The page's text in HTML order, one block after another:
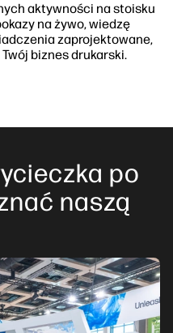
aktywności na stoisku
na żywo, wiedzę
zaprojektowane,
biznes drukarski.
po
naszą